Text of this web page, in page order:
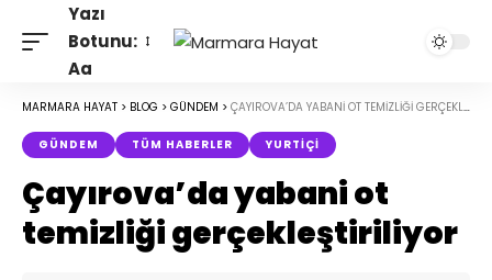
Yazı
Botunu:
Aa
MARMARA HAYAT > BLOG > GÜNDEM > ÇAYIROVA’DA YABANI OT TEMIZLIĞI GERÇEKLEŞTIRILIYOR
GÜNDEM TÜM HABERLER YURTIÇI
Çayırova’da yabani ot
temizliği gerçekleştiriliyor